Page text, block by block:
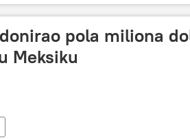
pola miliona
Meksiku